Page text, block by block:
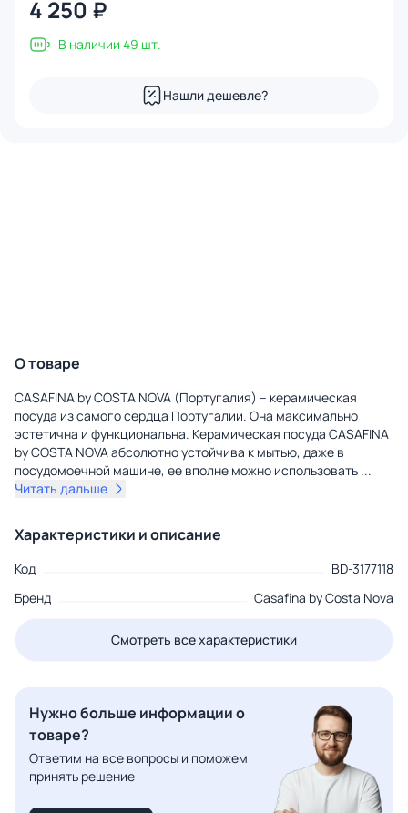
4 250 ₽
В наличии 49 шт.
Нашли дешевле?
О товаре
CASAFINA by COSTA NOVA (Португалия) – керамическая
посуда из самого сердца Португалии. Она максимально
эстетична и функциональна. Керамическая посуда CASAFINA
by COSTA NOVA абсолютно устойчива к мытью, даже в
посудомоечной машине, ее вполне можно использовать ...
Читать дальше
Характеристики и описание
Код
BD-3177118
Бренд
Casafina by Costa Nova
Смотреть все характеристики
Нужно больше информации о
товаре?
Ответим на все вопросы и поможем
принять решение